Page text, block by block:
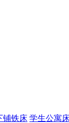
铺铁床 学生公寓